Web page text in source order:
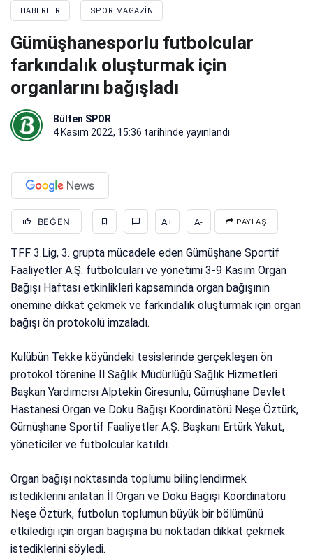
HABERLER SPOR MAGAZIN
Gümüşhanesporlu futbolcular
farkındalık oluşturmak için
organlarını bağışladı
Bülten SPOR
4 Kasım 2022, 15:36 tarihinde yayınlandı
BEĞEN A+ A- PAYLAŞ
TFF 3.Lig, 3. grupta mücadele eden Gümüşhane Sportif
Faaliyetler A.Ş. futbolcuları ve yönetimi 3-9 Kasım Organ
Bağışı Haftası etkinlikleri kapsamında organ bağışının
önemine dikkat çekmek ve farkındalık oluşturmak için organ
bağışı ön protokolü imzaladı.
Kulübün Tekke köyündeki tesislerinde gerçekleşen ön
protokol törenine İl Sağlık Müdürlüğü Sağlık Hizmetleri
Başkan Yardımcısı Alptekin Giresunlu, Gümüşhane Devlet
Hastanesi Organ ve Doku Bağışı Koordinatörü Neşe Öztürk,
Gümüşhane Sportif Faaliyetler A.Ş. Başkanı Ertürk Yakut,
yöneticiler ve futbolcular katıldı.
Organ bağışı noktasında toplumu bilinçlendirmek
istediklerini anlatan İl Organ ve Doku Bağışı Koordinatörü
Neşe Öztürk, futbolun toplumun büyük bir bölümünü
etkilediği için organ bağışına bu noktadan dikkat çekmek
istediklerini söyledi.